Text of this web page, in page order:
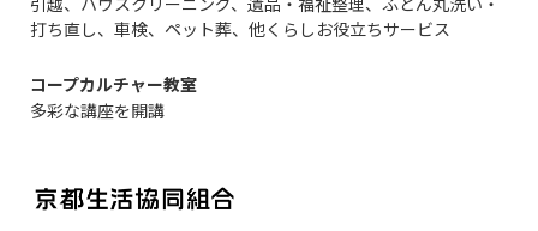
打ち直し、車検、ペット葬、他くらしお役立ちサービス
コープカルチャー教室
多彩な講座を開講